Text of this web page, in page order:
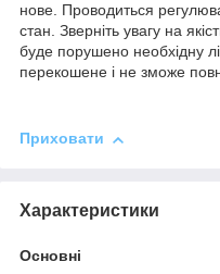
нове. Проводиться
стан. Зверніть увагу на
буде порушено необхідну
перекошене і не зможе
Приховати
Характеристики
Основні